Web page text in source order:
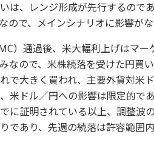
は、レンジ形成が先行するので
で、メインシナリオに影響がな
）通過後、米大幅利上げはマー
なので、米株続落を受けた円買
で大きく買われ、主要外貨対米
米ドル／円への影響は限定的で
に証明されている以上、調整波
であり、先週の続落は許容範囲